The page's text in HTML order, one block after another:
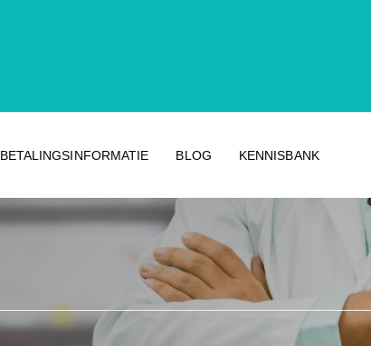
BETALINGSINFORMATIE BLOG KENNISBANK